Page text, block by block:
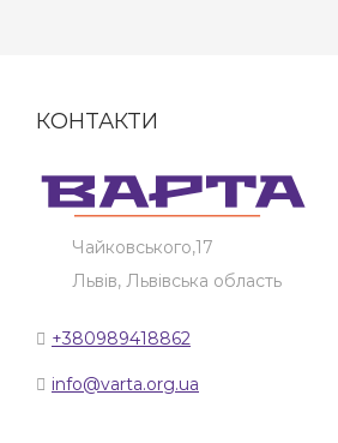
КОНТАКТИ
Чайковського,17
Львів, Львівська область
+380989418862
info@varta.org.ua